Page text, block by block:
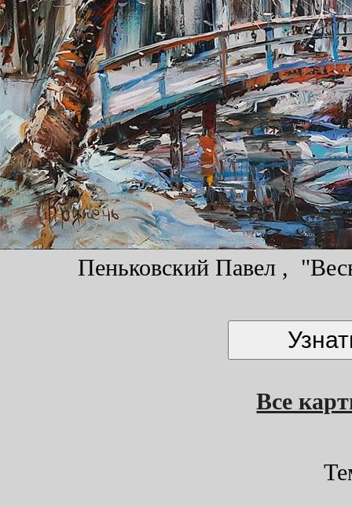
Пеньковский Павел ,
Все